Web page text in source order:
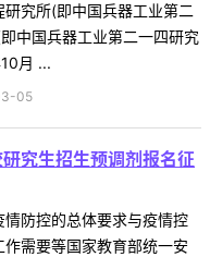
究所(即中国兵器工业第二
中国兵器工业第二一四研究
月 ...
05
究生招生预调剂报名征
防控的总体要求与疫情控
需要等国家教育部统一安